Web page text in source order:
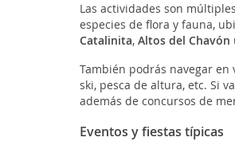
Las actividades son
especies de flora y fauna,
Catalinita, Altos del Chavón
También podrás navegar en
ski, pesca de altura, etc. Si
además de concursos de
Eventos y fiestas típicas